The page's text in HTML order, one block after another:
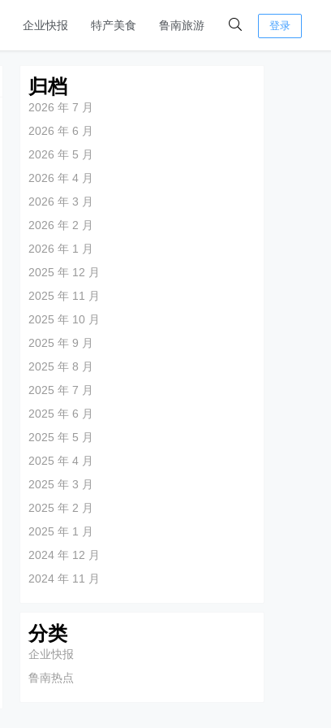
企业快报 特产美食 鲁南旅游 登录
归档
2026 年 7 月
2026 年 6 月
2026 年 5 月
2026 年 4 月
2026 年 3 月
2026 年 2 月
2026 年 1 月
2025 年 12 月
2025 年 11 月
2025 年 10 月
2025 年 9 月
2025 年 8 月
2025 年 7 月
2025 年 6 月
2025 年 5 月
2025 年 4 月
2025 年 3 月
2025 年 2 月
2025 年 1 月
2024 年 12 月
2024 年 11 月
分类
企业快报
鲁南热点